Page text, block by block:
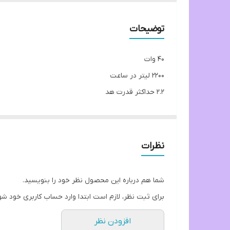
توضیحات
40 وات
2200 لیتر در ساعت
2.2 حداکثر قدرت هد
نظرات
شما هم درباره این محصول نظر خود را بنویسید.
برای ثبت نظر، لازم است ابتدا وارد حساب کاربری خود
افزودن نظر